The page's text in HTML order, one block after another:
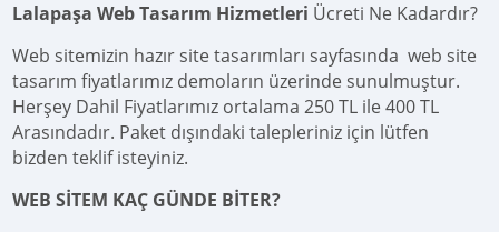
Lalapaşa Web Tasarım Hizmetleri Ücreti Ne Kadardır?
Web sitemizin hazır site tasarımları sayfasında web site
tasarım fiyatlarımız demoların üzerinde sunulmuştur.
Herşey Dahil Fiyatlarımız ortalama 250 TL ile 400 TL
Arasındadır. Paket dışındaki talepleriniz için lütfen
bizden teklif isteyiniz.
WEB SİTEM KAÇ GÜNDE BİTER?